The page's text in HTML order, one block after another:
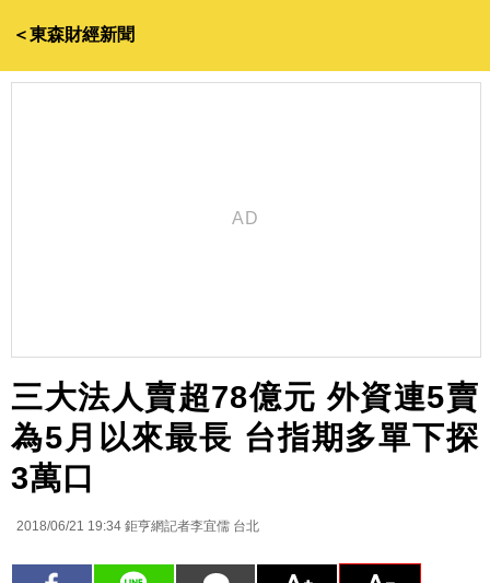
＜東森財經新聞
三大法人賣超78億元 外資連5賣
為5月以來最長 台指期多單下探
3萬口
2018/06/21 19:34 鉅亨網記者李宜儒 台北